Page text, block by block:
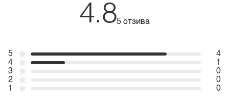
4.85 отзива
5
4
4
1
3
0
2
0
1
0